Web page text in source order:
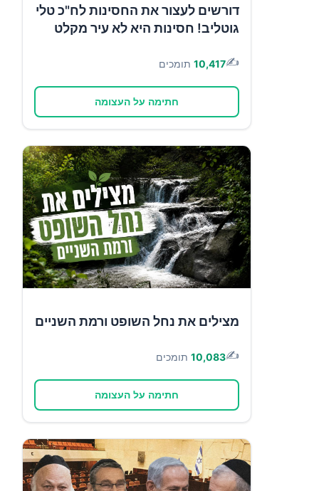
דורשים לעצור את החסינות לח"כ טלי
גוטליב! חסינות היא לא עיר מקלט
✍️
10,417 תומכים
חתימה על העצומה
מצילים את נחל השופט ורמת השניים
✍️
10,083 תומכים
חתימה על העצומה